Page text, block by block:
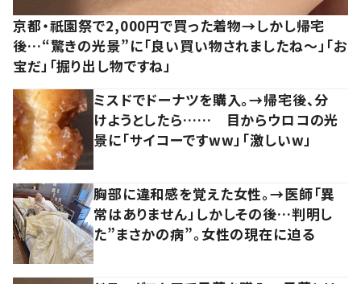
京都・祇園祭で2,000円で買った着物→しかし帰宅
後…“驚きの光景”に「良い買い物されましたね～」「お
宝だ」「掘り出し物ですね」
ミスドでドーナツを購入。→帰宅後、分
けようとしたら…… 目からウロコの光
景に「サイコーですww」「激しいw」
胸部に違和感を覚えた女性。→医師「異
常はありません」しかしその後…判明し
た”まさかの病”。女性の現在に迫る